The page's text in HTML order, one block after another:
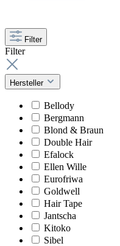
Filter
Filter
Hersteller
Bellody
Bergmann
Blond & Braun
Double Hair
Efalock
Ellen Wille
Eurofriwa
Goldwell
Hair Tape
Jantscha
Kitoko
Sibel